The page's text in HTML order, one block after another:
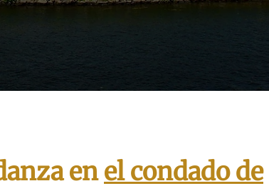
enel condado de